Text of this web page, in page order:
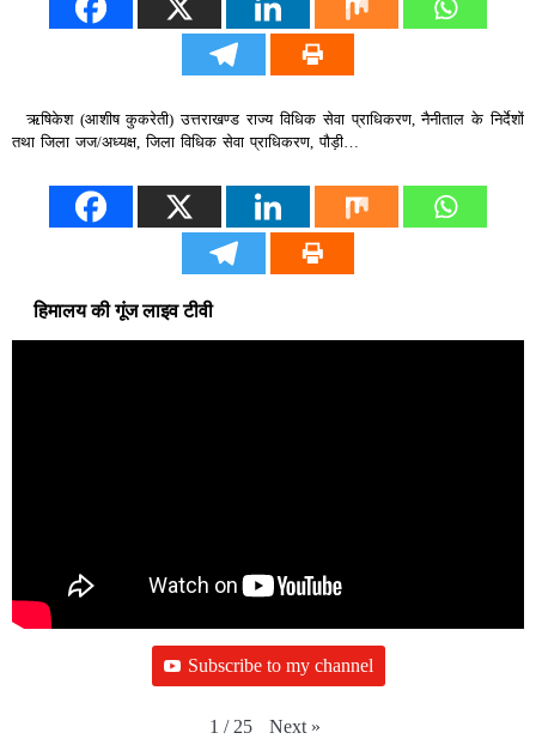
ऋषिकेश (आशीष कुकरेती) उत्तराखण्ड राज्य विधिक सेवा प्राधिकरण, नैनीताल के निर्देशों
तथा जिला जज/अध्यक्ष, जिला विधिक सेवा प्राधिकरण, पौड़ी…
हिमालय की गूंज लाइव टीवी
Subscribe to my channel
1 / 25 Next »